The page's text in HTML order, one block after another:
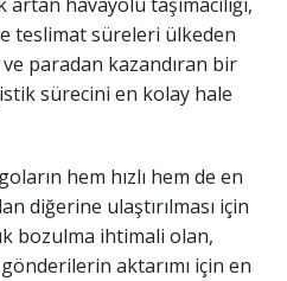
teslimat süreleri ülkeden
paradan kazandıran bir
sürecini en kolay hale
hem hızlı hem de en
diğerine ulaştırılması için
bozulma ihtimali olan,
aktarımı için en